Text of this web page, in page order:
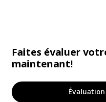
Faites évaluer
maintenant!